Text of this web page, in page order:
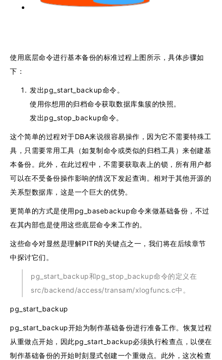
使用底层命令进行基本备份的标准过程上图所示，具体步骤如
下：
发出pg_start_backup命令。
使用你想用的归档命令获取数据库集簇的快照。
发出pg_stop_backup命令。
这个简单的过程对于DBA来说很容易操作，因为它不需要特殊工
具，只需要常用工具（如复制命令或类似的归档工具）来创建基
本备份。此外，在此过程中，不需要获取表上的锁，所有用户都
可以在不受备份操作影响的情况下发起查询。相对于其他开源的
关系型数据库，这是一个巨大的优势。
更简单的方式是使用pg_basebackup命令来做基础备份，不过
在其内部也是使用这些底层命令来工作的。
这些命令对显然是理解PITR的关键点之一，我们将在后续章节
中探讨它们。
pg_start_backup和pg_stop_backup命令的定义在
src/backend/access/transam/xlogfuncs.c中。
pg_start_backup
pg_start_backup开始为制作基础备份进行准备工作。恢复过程
从重做点开始，因此pg_start_backup必须执行检查点，以便在
制作基础备份的开始时刻显式创建一个重做点。此外，这次检查